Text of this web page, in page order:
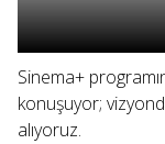
Sinema+
konuşuyor;
alıyoruz.